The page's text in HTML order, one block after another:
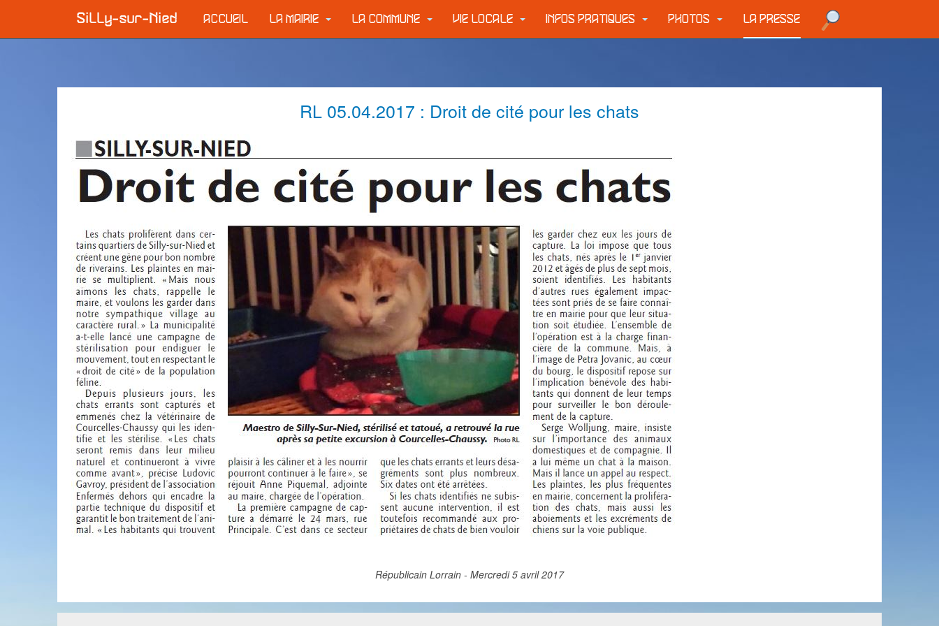
ACCUEIL LA MAIRIE LA COMMUNE VIE LOCALE INFOS PRATIQUES PHOTOS LA PRESSE
RL 05.04.2017 : Droit de cité pour les chats
Républicain Lorrain - Mercredi 5 avril 2017